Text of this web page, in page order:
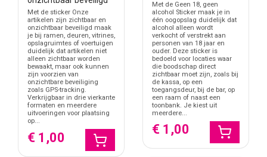
Wanneer kies je welke sticker?
De keuze hangt af van het type pand en de aanwezige beveiliging.
In winkels en magazijnen worden vaak meerdere
waarschuwingen gecombineerd. Kantoren kiezen vaker voor
subtiele plaatsing achter glas. In industriële omgevingen wordt
juist gekozen voor grotere, duidelijk zichtbare stickers.
Door vooraf te bepalen welke boodschap nodig is, voorkom je
overlap en blijft de communicatie helder voor iedereen die het
terrein betreedt.
Met de sticker Onze
artikelen zijn zichtbaar en
onzichtbaar beveiligd maak
je bij ramen, deuren, vitrines,
opslagruimtes of voertuigen
duidelijk dat artikelen niet
alleen zichtbaar worden
bewaakt, maar ook kunnen
zijn voorzien van
onzichtbare beveiliging
zoals GPS-tracking.
Verkrijgbaar in drie vierkante
formaten en meerdere
uitvoeringen voor plaatsing
op...
€ 1,00
Met de Geen 18, geen
alcohol Sticker maak je in
één oogopslag duidelijk dat
alcohol alleen wordt
verkocht of verstrekt aan
personen van 18 jaar en
ouder. Deze sticker is
bedoeld voor locaties waar
die boodschap direct
zichtbaar moet zijn, zoals bij
de kassa, op een
toegangsdeur, bij de bar, op
een raam of naast een
toonbank. Je kiest uit
meerdere...
€ 1,00